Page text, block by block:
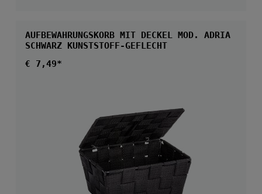
AUFBEWAHRUNGSKORB MIT DECKEL MOD. ADRIA
SCHWARZ KUNSTSTOFF-GEFLECHT
Regulärer Preis:
€ 7,49*